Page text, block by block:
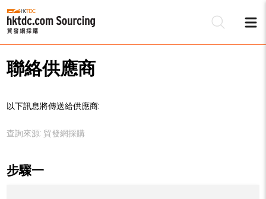
聯絡供應商
以下訊息將傳送給供應商:
查詢來源: 貿發網採購
步驟一